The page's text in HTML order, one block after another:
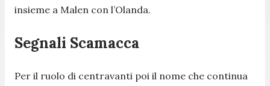
insieme a Malen con l’Olanda.
Segnali Scamacca
Per il ruolo di centravanti poi il nome che continua